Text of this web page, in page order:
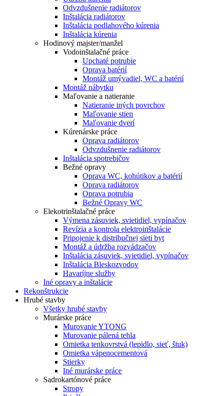
Odvzdušnenie radiátorov
Inštalácia radiátorov
Inštalácia podlahového kúrenia
Inštalácia kúrenia
Hodinový majster/manžel
Vodoinštalačné práce
Upchaté potrubie
Oprava batérií
Montáž umývadiel, WC a batérií
Montáž nábytku
Maľovanie a natieranie
Natieranie iných povrchov
Maľovanie stien
Maľovanie dverí
Kúrenárske práce
Oprava radiátorov
Odvzdušnenie radiátorov
Inštalácia spotrebičov
Bežné opravy
Oprava WC, kohútikov a batérií
Oprava radiátorov
Oprava potrubia
Bežné Opravy WC
Elekotrinštalačné práce
Výmena zásuviek, svietidiel, vypínačov
Revízia a kontrola elektroinštalácie
Pripojenie k distribučnej sieti byt
Montáž a údržba rozvádzačov
Inštalácia zásuviek, svietidiel, vypínačov
Inštalácia Bleskozvodov
Havaríjne služby
Iné opravy a inštalácie
Rekonštrukcie
Hrubé stavby
Všetky hrubé stavby
Murárske práce
Murovanie YTONG
Murovanie pálená tehla
Omietka tenkovrstvá (lepidlo, sieť, štuk)
Omietka vápenocementová
Stierky
Iné murárske práce
Sadrokartónové práce
Stropy